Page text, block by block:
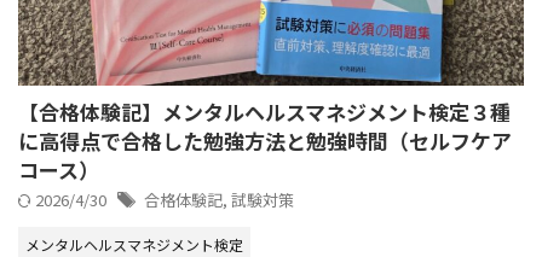
【合格体験記】メンタルヘルスマネジメント検定３種
に高得点で合格した勉強方法と勉強時間（セルフケア
コース）
2026/4/30 合格体験記, 試験対策
メンタルヘルスマネジメント検定